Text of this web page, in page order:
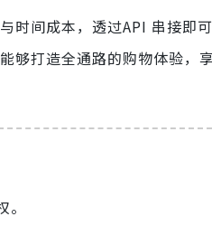
时间成本，透过API 串接即
够打造全通路的购物体验，